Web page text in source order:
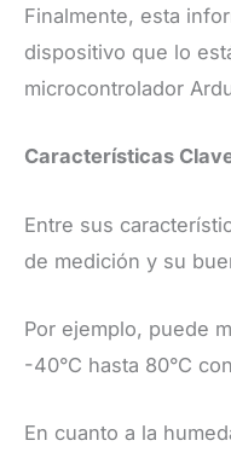
Finalmente, esta
dispositivo que lo
microcontrolador
Características
Entre sus
de medición y su
Por ejemplo, puede
-40°C hasta 80°C
En cuanto a la